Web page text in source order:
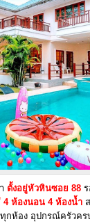
ตั้งอยู่หัวหินซอย 88
ห้องนอน 4 ห้องน้ำ
กห้อง อุปกรณ์ครัวคร